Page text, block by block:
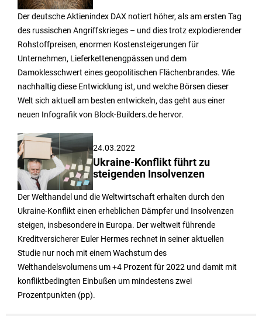
Der deutsche Aktienindex DAX notiert höher, als am ersten Tag
des russischen Angriffskrieges – und dies trotz explodierender
Rohstoffpreisen, enormen Kostensteigerungen für
Unternehmen, Lieferkettenengpässen und dem
Damoklesschwert eines geopolitischen Flächenbrandes. Wie
nachhaltig diese Entwicklung ist, und welche Börsen dieser
Welt sich aktuell am besten entwickeln, das geht aus einer
neuen Infografik von Block-Builders.de hervor.
24.03.2022
Ukraine-Konflikt führt zu
steigenden Insolvenzen
Der Welthandel und die Weltwirtschaft erhalten durch den
Ukraine-Konflikt einen erheblichen Dämpfer und Insolvenzen
steigen, insbesondere in Europa. Der weltweit führende
Kreditversicherer Euler Hermes rechnet in seiner aktuellen
Studie nur noch mit einem Wachstum des
Welthandelsvolumens um +4 Prozent für 2022 und damit mit
konfliktbedingten Einbußen um mindestens zwei
Prozentpunkten (pp).